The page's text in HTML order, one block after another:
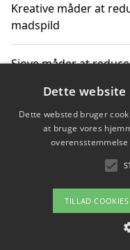
Kreative måder at
madspild
Sjove måder at
Hvor finder jeg
Om / kontakt
Dette website
Dette websted bruger
at bruge vores
TILLAD COOKIES